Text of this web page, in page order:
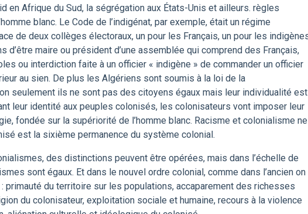
en Afrique du Sud, la ségrégation aux États-Unis et ailleurs. règles
blanc. Le Code de l’indigénat, par exemple, était un régime
de deux collèges électoraux, un pour les Français, un pour les
d’être maire ou président d’une assemblée qui comprend des Français,
ou interdiction faite à un officier « indigène » de commander un officier
au sien. De plus les Algériens sont soumis à la loi de la
seulement ils ne sont pas des citoyens égaux mais leur individualité est
leur identité aux peuples colonisés, les colonisateurs vont imposer leur
fondée sur la supériorité de l’homme blanc. Racisme et colonialisme ne
est la sixième permanence du système colonial.
des distinctions peuvent être opérées, mais dans l’échelle de
sont égaux. Et dans le nouvel ordre colonial, comme dans l’ancien on
primauté du territoire sur les populations, accaparement des richesses
du colonisateur, exploitation sociale et humaine, recours à la violence